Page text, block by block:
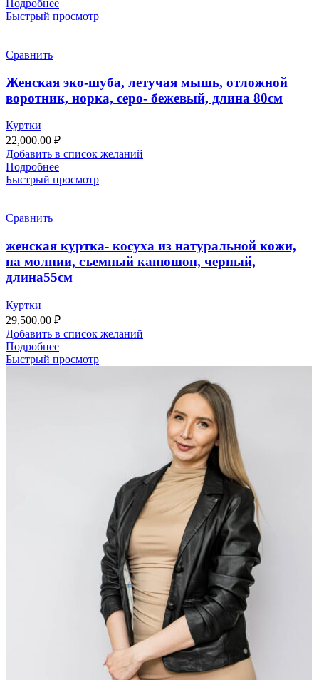
Подробнее
Быстрый просмотр
Сравнить
Женская эко-шуба, летучая мышь, отложной
воротник, норка, серо- бежевый, длина 80см
Куртки
22,000.00 ₽
Добавить в список желаний
Подробнее
Быстрый просмотр
Сравнить
женская куртка- косуха из натуральной кожи,
на молнии, съемный капюшон, черный,
длина55см
Куртки
29,500.00 ₽
Добавить в список желаний
Подробнее
Быстрый просмотр